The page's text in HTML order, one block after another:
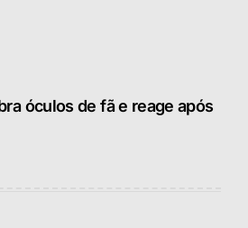
óculos de fã e reage após